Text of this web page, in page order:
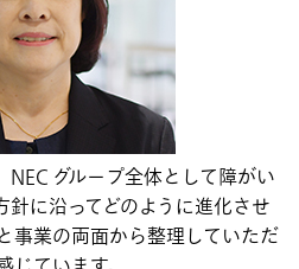
グループ全体として障がい
に沿ってどのように進化させ
事業の両面から整理していただ